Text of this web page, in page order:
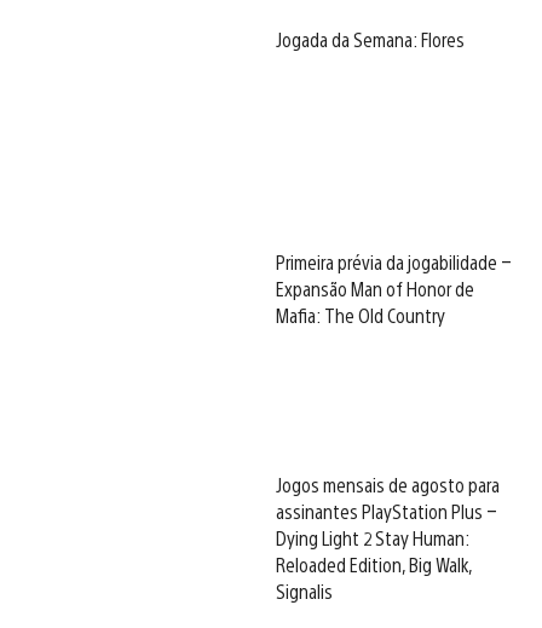
Jogada da Semana: Flores
Primeira prévia da jogabilidade –
Expansão Man of Honor de
Mafia: The Old Country
Jogos mensais de agosto para
assinantes PlayStation Plus –
Dying Light 2 Stay Human:
Reloaded Edition, Big Walk,
Signalis